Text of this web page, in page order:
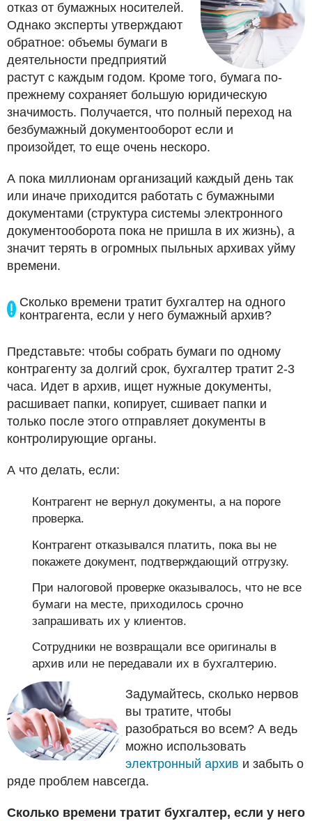
отказ от бумажных носителей.
Однако эксперты утверждают
обратное: объемы бумаги в
деятельности предприятий
растут с каждым годом. Кроме того, бумага по-
прежнему сохраняет большую юридическую
значимость. Получается, что полный переход на
безбумажный документооборот если и
произойдет, то еще очень нескоро.
А пока миллионам организаций каждый день так
или иначе приходится работать с бумажными
документами (структура системы электронного
документооборота пока не пришла в их жизнь), а
значит терять в огромных пыльных архивах уйму
времени.
Сколько времени тратит бухгалтер на одного
контрагента, если у него бумажный архив?
Представьте: чтобы собрать бумаги по одному
контрагенту за долгий срок, бухгалтер тратит 2-3
часа. Идет в архив, ищет нужные документы,
расшивает папки, копирует, сшивает папки и
только после этого отправляет документы в
контролирующие органы.
А что делать, если:
Контрагент не вернул документы, а на пороге
проверка.
Контрагент отказывался платить, пока вы не
покажете документ, подтверждающий отгрузку.
При налоговой проверке оказывалось, что не все
бумаги на месте, приходилось срочно
запрашивать их у клиентов.
Сотрудники не возвращали все оригиналы в
архив или не передавали их в бухгалтерию.
Задумайтесь, сколько нервов
вы тратите, чтобы
разобраться во всем? А ведь
можно использовать
электронный архив и забыть о
ряде проблем навсегда.
Сколько времени тратит бухгалтер, если у него